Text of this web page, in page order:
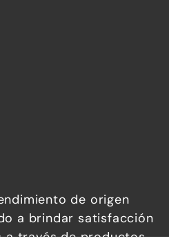
de origen
a brindar satisfacción
a través de productos
Estas
cookies no